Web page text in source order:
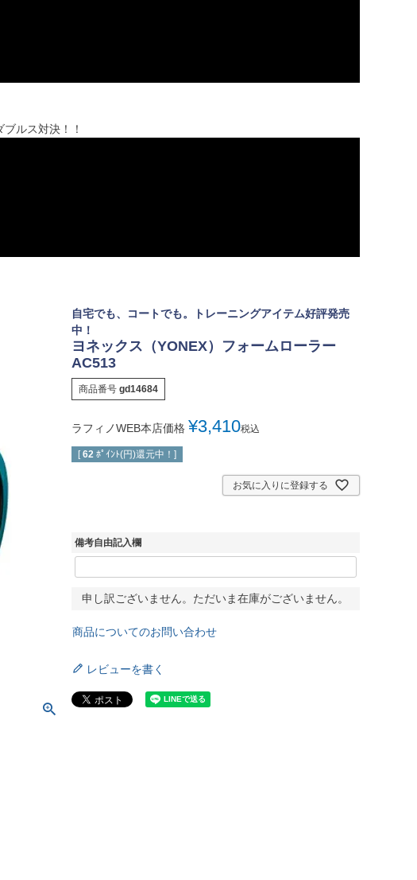
ルス対決！！
自宅でも、コートでも。トレーニングアイテム好評発売
中！
ヨネックス（YONEX）フォームローラー
AC513
商品番号 gd14684
ラフィノWEB本店価格 ¥3,410税込
[ 62 ﾎﾟｲﾝﾄ(円)還元中！]
お気に入りに登録する
備考自由記入欄
申し訳ございません。ただいま在庫がございません。
商品についてのお問い合わせ
レビューを書く